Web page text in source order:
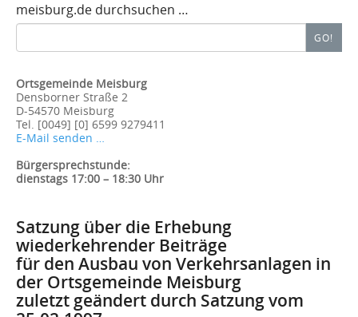
meisburg.de durchsuchen …
Search
GO!
Ortsgemeinde Meisburg
Densborner Straße 2
D-54570 Meisburg
Tel. [0049] [0] 6599 9279411
E-Mail senden …
Bürgersprechstunde:
dienstags 17:00 – 18:30 Uhr
Satzung über die Erhebung
wiederkehrender Beiträge
für den Ausbau von Verkehrsanlagen in
der Ortsgemeinde Meisburg
zuletzt geändert durch Satzung vom